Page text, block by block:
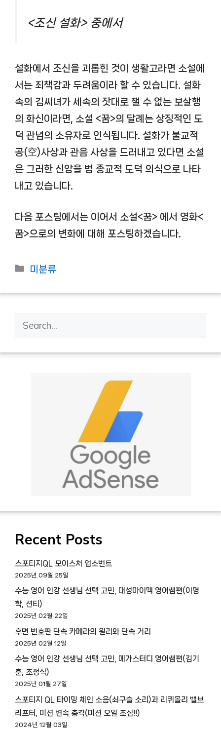
<조신 설화> 중에서
설화에서 조신을 괴롭힌 것이 생활고라면 소설에
서는 죄책감과 두려움이라 할 수 있습니다. 설화
속의 김씨녀가 세속의 잣대로 잴 수 없는 보살행
의 화신이라면, 소설 <꿈>의 달례는 상징적인 도
덕 관념의 소유자로 인식됩니다. 설화가 불교적
공(空)사상과 관음 사상을 드러내고 있다면 소설
은 그러한 신앙을 범 종교적 도덕 의식으로 나타
내고 있습니다.
다음 포스팅에서는 이어서 소설<꿈> 에서 영화<
꿈>으로의 변화에 대해 포스팅하겠습니다.
카
고
미분류
Recent Posts
스포티지QL 모이스처 업소번트
2025년 09월 25일
수능 영어 인강 선생님 선택 고민, 대성마이맥 영어쌤편(이명
학, 션티)
2025년 02월 22일
후면 번호판 단속 카메라의 원리와 단속 거리
2025년 02월 12일
수능 영어 인강 선생님 선택 고민, 메가스터디 영어쌤편(김기
훈, 조정식)
2025년 01월 27일
스포티지 QL 타이밍 체인 소음(쇠구슬 소리)과 리퀴몰리 밸브
리프터, 미션 변속 충격(미션 오일 조심!!)
2024년 12월 03일